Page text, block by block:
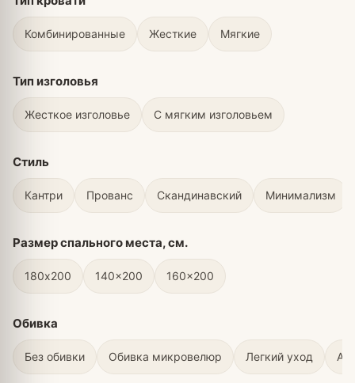
Комбинированные Жесткие Мягкие
Тип изголовья
Жесткое изголовье С мягким изголовьем
Стиль
Кантри Прованс Скандинавский Минимализм
Размер спального места, см.
180х200 140x200 160x200
Обивка
Без обивки Обивка микровелюр Легкий уход